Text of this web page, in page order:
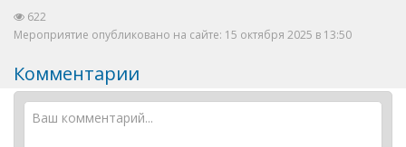
622
Мероприятие опубликовано на сайте: 15 октября 2025 в 13:50
Комментарии